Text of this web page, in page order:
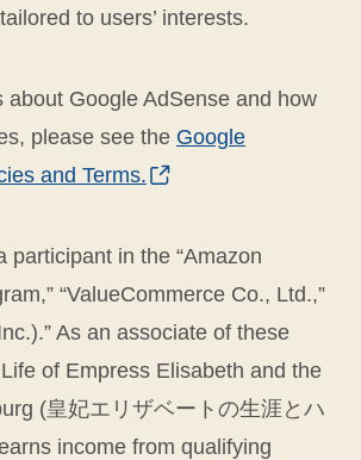
to users’ interests.
about Google AdSense and how
please see the Google
and Terms.
participant in the “Amazon
“ValueCommerce Co., Ltd.,”
As an associate of these
of Empress Elisabeth and the
(皇妃エリザベートの生涯とハ
income from qualifying